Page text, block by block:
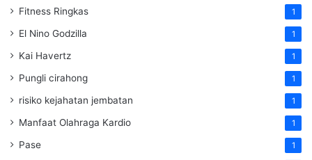
Fitness Ringkas 1
El Nino Godzilla 1
Kai Havertz 1
Pungli cirahong 1
risiko kejahatan jembatan 1
Manfaat Olahraga Kardio 1
Pase 1